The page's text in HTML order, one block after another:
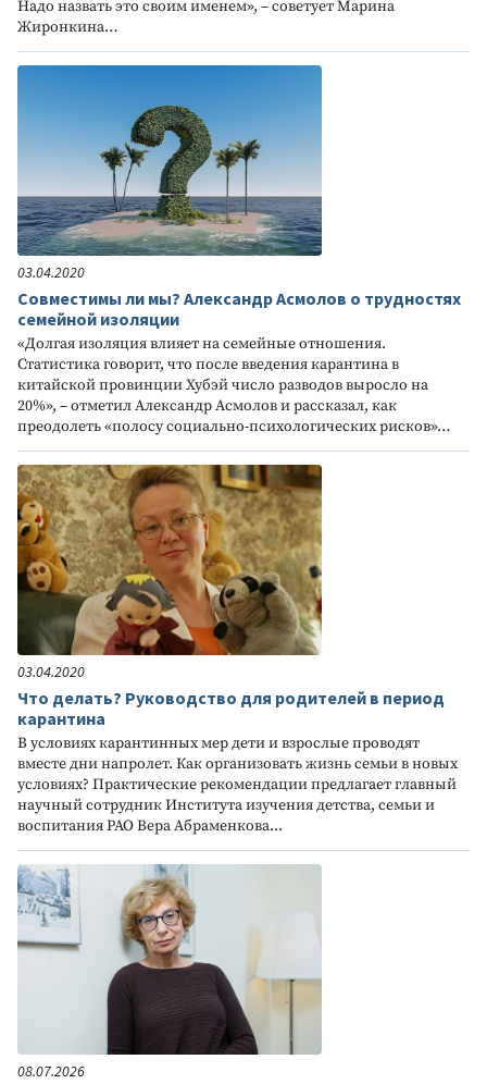
Надо назвать это своим именем», – советует Марина
Жиронкина…
03.04.2020
Совместимы ли мы? Александр Асмолов о трудностях
семейной изоляции
«Долгая изоляция влияет на семейные отношения.
Статистика говорит, что после введения карантина в
китайской провинции Хубэй число разводов выросло на
20%», – отметил Александр Асмолов и рассказал, как
преодолеть «полосу социально-психологических рисков»…
03.04.2020
Что делать? Руководство для родителей в период
карантина
В условиях карантинных мер дети и взрослые проводят
вместе дни напролет. Как организовать жизнь семьи в новых
условиях? Практические рекомендации предлагает главный
научный сотрудник Института изучения детства, семьи и
воспитания РАО Вера Абраменкова...
08.07.2026